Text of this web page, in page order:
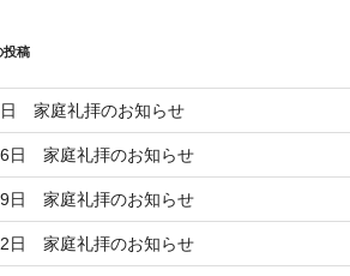
投稿
家庭礼拝のお知らせ
日 家庭礼拝のお知らせ
日 家庭礼拝のお知らせ
日 家庭礼拝のお知らせ